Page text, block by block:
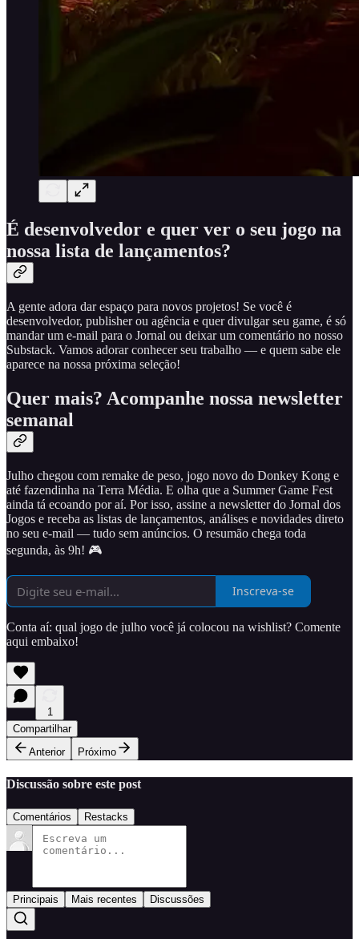
É desenvolvedor e quer ver o seu jogo na
nossa lista de lançamentos?
A gente adora dar espaço para novos projetos! Se você é
desenvolvedor, publisher ou agência e quer divulgar seu game, é só
mandar um e-mail para o Jornal ou deixar um comentário no nosso
Substack. Vamos adorar conhecer seu trabalho — e quem sabe ele
aparece na nossa próxima seleção!
Quer mais? Acompanhe nossa newsletter
semanal
Julho chegou com remake de peso, jogo novo do Donkey Kong e
até fazendinha na Terra Média. E olha que a Summer Game Fest
ainda tá ecoando por aí. Por isso, assine a newsletter do Jornal dos
Jogos e receba as listas de lançamentos, análises e novidades direto
no seu e-mail — tudo sem anúncios. O resumão chega toda
segunda, às 9h! 🎮
Inscreva-se
Conta aí: qual jogo de julho você já colocou na wishlist? Comente
aqui embaixo!
1
Compartilhar
Anterior
Próximo
Discussão sobre este post
Comentários Restacks
Principais Mais recentes Discussões